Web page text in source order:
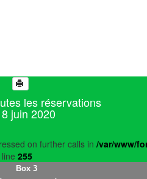
les réservations
juin 2020
on further calls in /var/www/
255
Box 3